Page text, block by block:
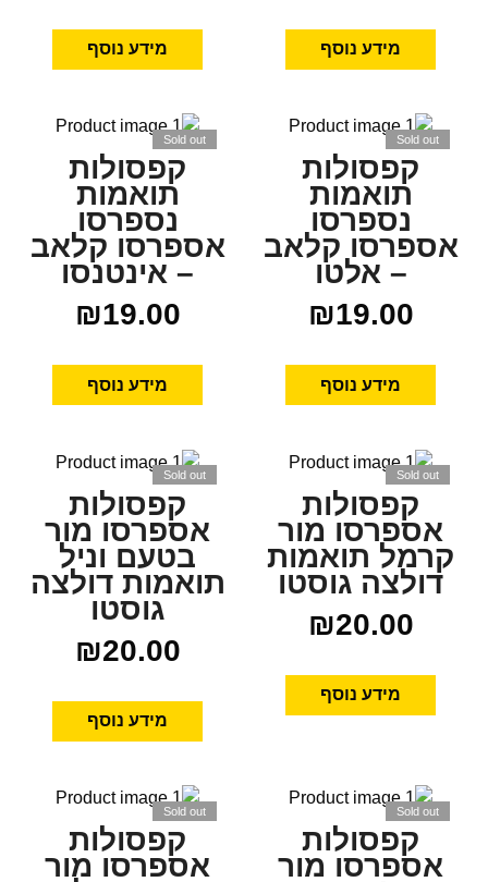
מידע נוסף מידע נוסף
Sold out
קפסולות
תואמות
נספרסו
אספרסו קלאב
– אלטו
₪19.00
מידע נוסף
Sold out
קפסולות
תואמות
נספרסו
אספרסו קלאב
– אינטנסו
₪19.00
מידע נוסף
Sold out
קפסולות
אספרסו מור
קרמל תואמות
דולצה גוסטו
₪20.00
מידע נוסף
Sold out
קפסולות
אספרסו מור
בטעם וניל
תואמות דולצה
גוסטו
₪20.00
מידע נוסף
Sold out
קפסולות
אספרסו מור
Sold out
קפסולות
אספרסו מור